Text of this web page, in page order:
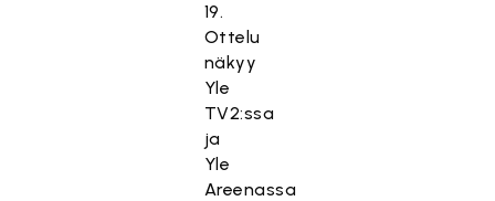
19.
Ottelu
näkyy
Yle
TV2:ssa
ja
Yle
Areenassa